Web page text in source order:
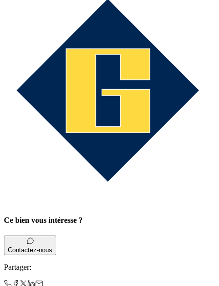
Ce bien vous intéresse ?
Contactez-nous
Partager: